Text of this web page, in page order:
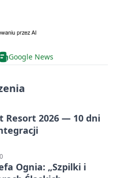
Google News
Resort 2026 — 10 dni
Ognia: „Szpilki i